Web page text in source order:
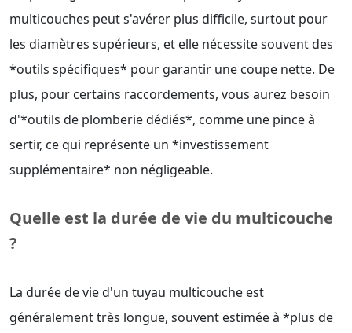
multicouches peut s'avérer plus difficile, surtout pour
les diamètres supérieurs, et elle nécessite souvent des
*outils spécifiques* pour garantir une coupe nette. De
plus, pour certains raccordements, vous aurez besoin
d'*outils de plomberie dédiés*, comme une pince à
sertir, ce qui représente un *investissement
supplémentaire* non négligeable.
Quelle est la durée de vie du multicouche
?
La durée de vie d'un tuyau multicouche est
généralement très longue, souvent estimée à *plus de